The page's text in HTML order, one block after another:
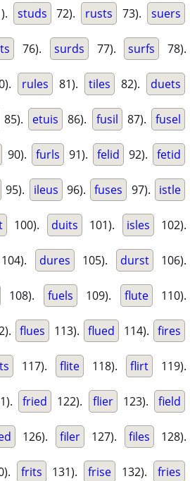
studs 72). rusts 73). suers
76). surds 77). surfs 78).
rules 81). tiles 82). duets
85). etuis 86). fusil 87). fusel
90). furls 91). felid 92). fetid
95). ileus 96). fuses 97). istle
100). duits 101). isles 102).
104). dures 105). durst 106).
108). fuels 109). flute 110).
flues 113). flued 114). fires
117). flite 118). flirt 119).
fried 122). flier 123). field
126). filer 127). files 128).
frits 131). frise 132). fries